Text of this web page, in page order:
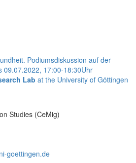
Podiumsdiskussion auf der
09.07.2022, 17:00-18:30Uhr
Lab at the University of Göttingen
Studies (CeMig)
goettingen.de